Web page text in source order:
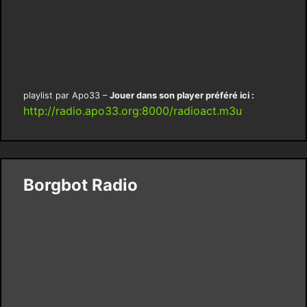
playlist par Apo33 – Jouer dans son player préféré ici :
http://radio.apo33.org:8000/radioact.m3u
Borgbot Radio